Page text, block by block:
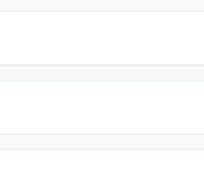
tazminat taleplerinin
nezdinde gizlilik